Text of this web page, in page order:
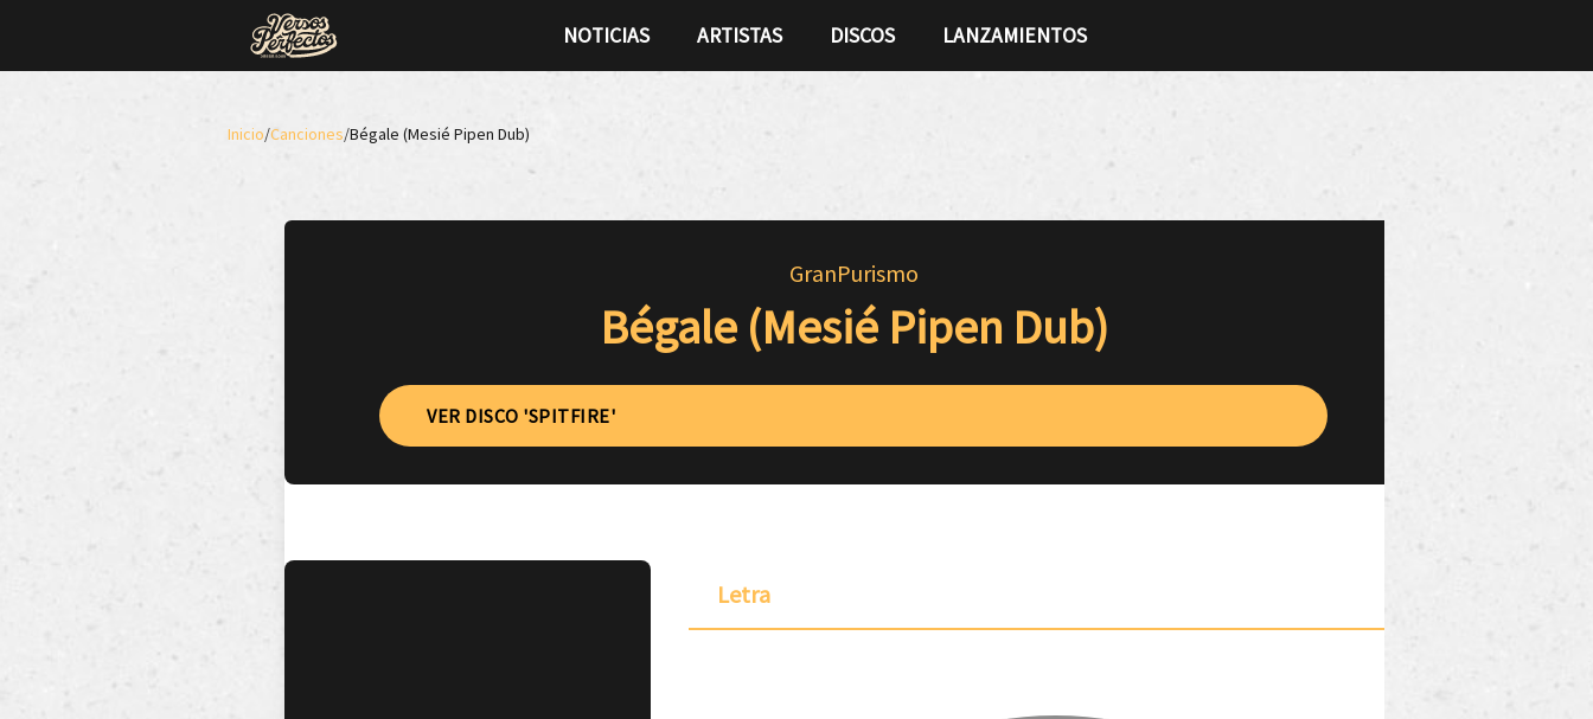
NOTICIAS ARTISTAS DISCOS LANZAMIENTOS
Inicio/Canciones/Bégale (Mesié Pipen Dub)
GranPurismo
Bégale (Mesié Pipen Dub)
VER DISCO 'SPITFIRE'
Letra